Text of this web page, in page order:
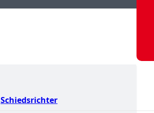
Schiedsrichter